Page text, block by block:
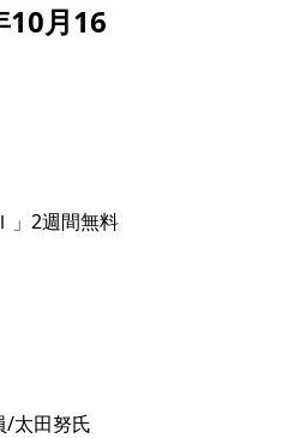
10月16
」2週間無料
/太田努氏